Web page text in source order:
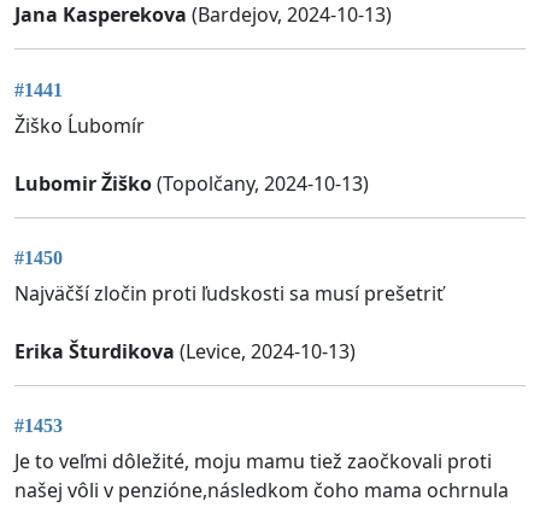
Jana Kasperekova (Bardejov, 2024-10-13)
#1441
Žiško Ĺubomír
Lubomir Žiško(Topolčany, 2024-10-13)
#1450
Najväčší zločin proti ľudskosti sa musí prešetriť
Erika Šturdikova (Levice, 2024-10-13)
#1453
Je to veľmi dôležité, moju mamu tiež zaočkovali proti
našej vôli v penzióne,následkom čoho mama ochrnula